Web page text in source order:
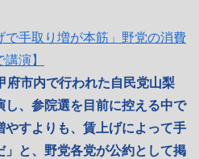
で手取り増が本筋」野党の消費
演】
府市内で行われた自民党山梨
し、参院選を目前に控える中で
やすよりも、賃上げによって手
と、野党各党が公約として掲